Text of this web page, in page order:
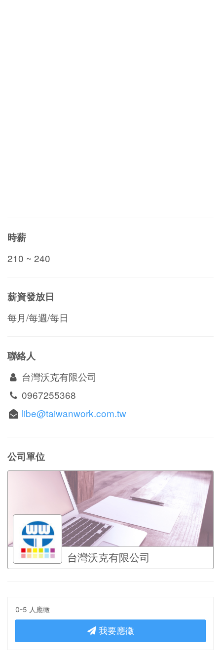
時薪
210 ~ 240
薪資發放日
每月/每週/每日
聯絡人
台灣沃克有限公司
0967255368
libe@taiwanwork.com.tw
公司單位
台灣沃克有限公司
0-5 人應徵
我要應徵